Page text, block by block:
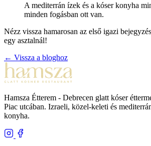
A mediterrán ízek és a kóser konyha
minden fogásban ott van.
Nézz vissza hamarosan az első igazi
egy asztalnál!
← Vissza a bloghoz
Hamsza Étterem - Debrecen glatt kóser
Piac utcában. Izraeli, közel-keleti és
konyha.